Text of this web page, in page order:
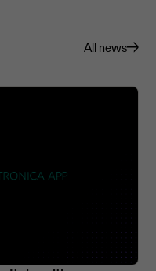
All news